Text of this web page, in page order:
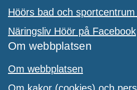
Höörs bad och
Näringsliv Höör på Facebook
Om webbplatsen
Om webbplatsen